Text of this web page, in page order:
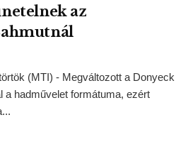
V6u1XOn5Bg
marketing cookies and
nyilatkozva felmutatta
állítólagos útlevelét és egyéb
Emellett az állítólagos
az
(MTI) - Megváltozott a Donyeck
a hadművelet formátuma, ezért